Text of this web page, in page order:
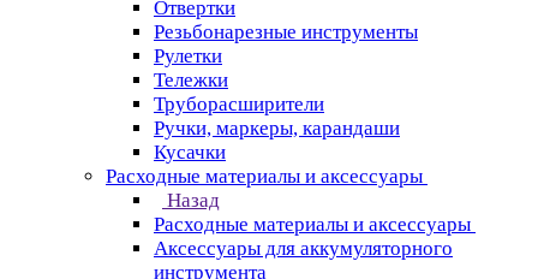
Отвертки
Резьбонарезные инструменты
Рулетки
Тележки
Труборасширители
Ручки, маркеры, карандаши
Кусачки
Расходные материалы и аксессуары
Назад
Расходные материалы и аксессуары
Аксессуары для аккумуляторного
инструмента